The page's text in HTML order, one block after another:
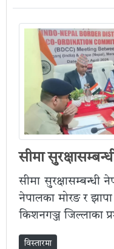
सीमा
सीमा
नेपालका मोरङ र झापा
किशनगञ्ज जिल्लाका
विस्तारमा